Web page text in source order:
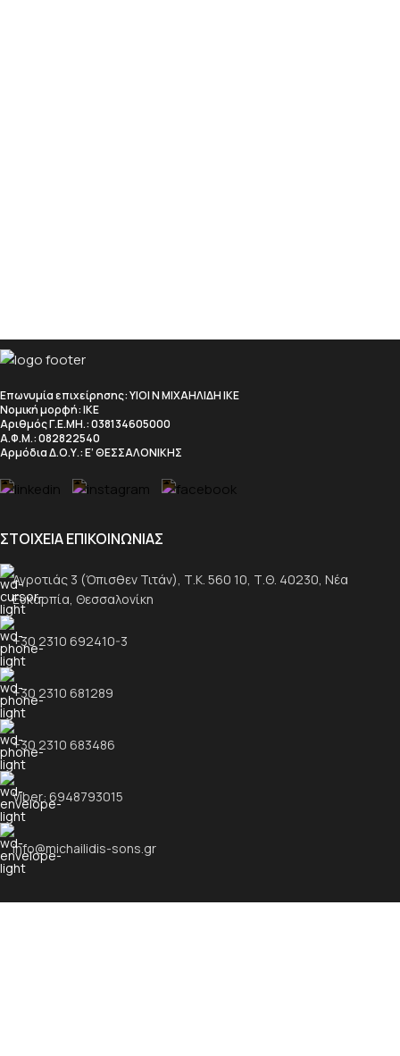
Επωνυμία επιχείρησης: ΥΙΟΙ Ν ΜΙΧΑΗΛΙΔΗ ΙΚΕ
Νομική μορφή: ΙΚΕ
Αριθμός Γ.Ε.ΜΗ.: 038134605000
Α.Φ.Μ.: 082822540
Αρμόδια Δ.Ο.Υ.: Ε’ ΘΕΣΣΑΛΟΝΙΚΗΣ
ΣΤΟΙΧΕΙΑ ΕΠΙΚΟΙΝΩΝΙΑΣ
Αγροτιάς 3 (Όπισθεν Τιτάν), Τ.Κ. 560 10, Τ.Θ. 40230, Νέα
Ευκαρπία, Θεσσαλονίκη
+30 2310 692410-3
+30 2310 681289
+30 2310 683486
Viber: 6948793015
info@michailidis-sons.gr